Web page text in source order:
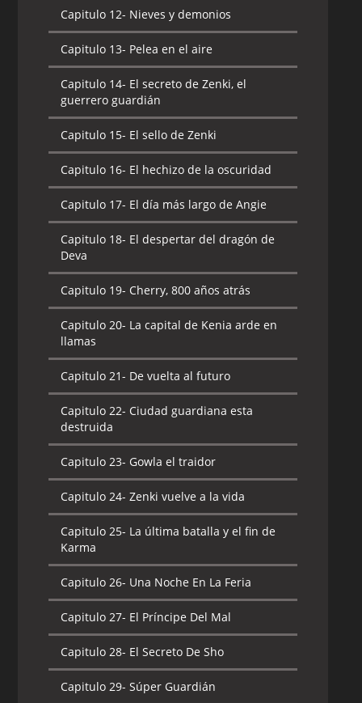
Capitulo 12- Nieves y demonios
Capitulo 13- Pelea en el aire
Capitulo 14- El secreto de Zenki, el
guerrero guardián
Capitulo 15- El sello de Zenki
Capitulo 16- El hechizo de la oscuridad
Capitulo 17- El día más largo de Angie
Capitulo 18- El despertar del dragón de
Deva
Capitulo 19- Cherry, 800 años atrás
Capitulo 20- La capital de Kenia arde en
llamas
Capitulo 21- De vuelta al futuro
Capitulo 22- Ciudad guardiana esta
destruida
Capitulo 23- Gowla el traidor
Capitulo 24- Zenki vuelve a la vida
Capitulo 25- La última batalla y el fin de
Karma
Capitulo 26- Una Noche En La Feria
Capitulo 27- El Príncipe Del Mal
Capitulo 28- El Secreto De Sho
Capitulo 29- Súper Guardián